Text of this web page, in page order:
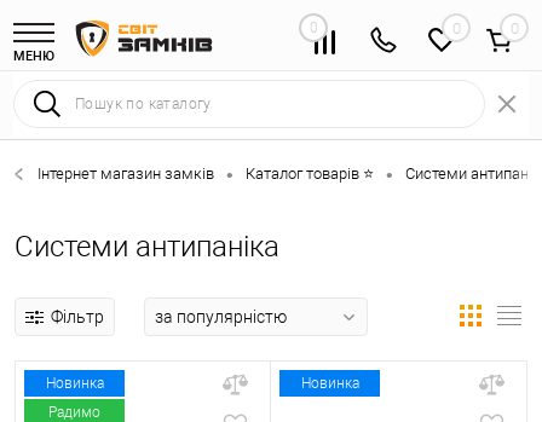
МЕНЮ
0 0
Інтернет магазин замків • Каталог товарів ⭐ • Системи
Системи антипаніка
Фільтр
Новинка
Радимо
Новинка